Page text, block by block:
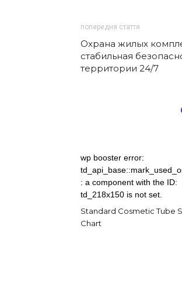
попередня стаття
Охрана жилых
стабильная
территории 24/7
wp booster error:
: a component with the ID:
td_218x150 is not set.
Standard Cosmetic Tube
Chart